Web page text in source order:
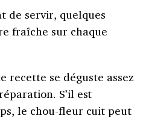
de servir, quelques
fraîche sur chaque
recette se déguste assez
S’il est
le chou-fleur cuit peut